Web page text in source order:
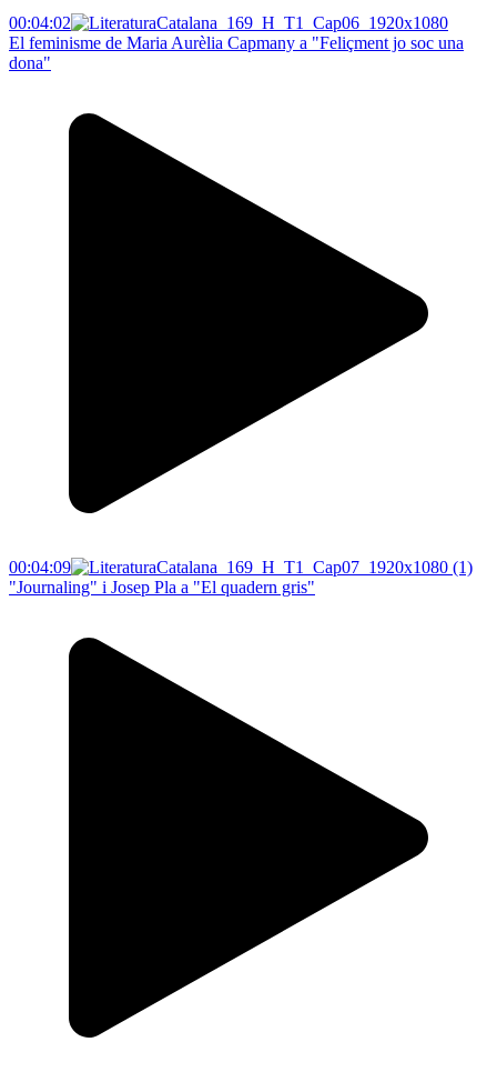
00:04:02
El feminisme de Maria Aurèlia Capmany a "Feliçment jo soc una
dona"
00:04:09
"Journaling" i Josep Pla a "El quadern gris"